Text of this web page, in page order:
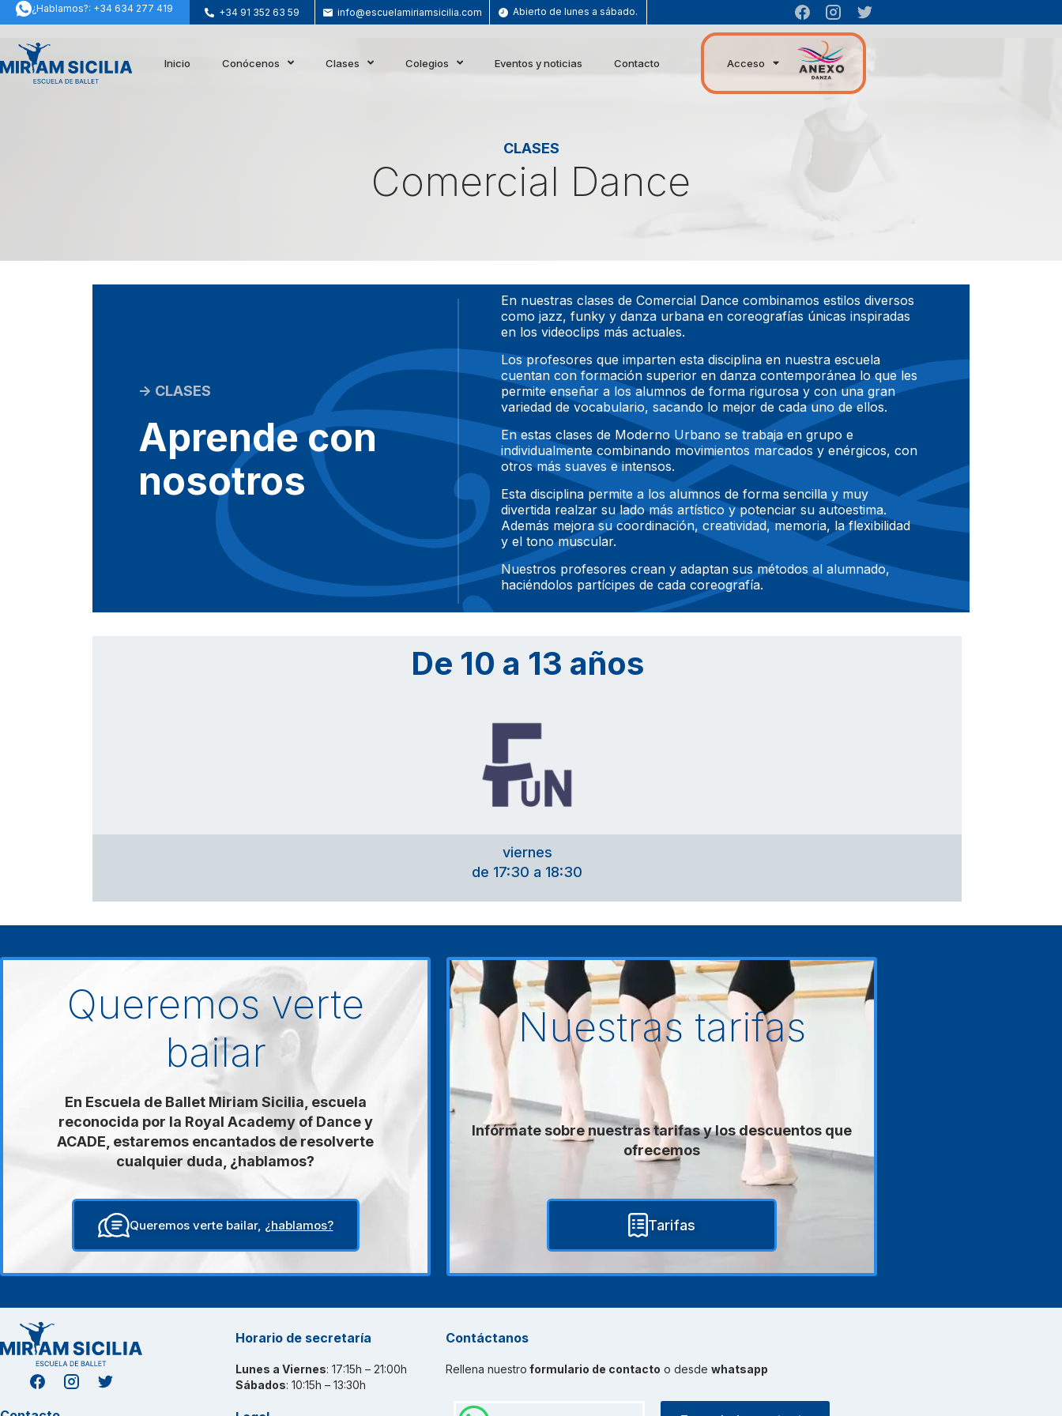
¿Hablamos?: +34 634 277 419 +34 91 352 63 59 info@escuelamiriamsicilia.com Abierto de lunes a sábado.
Inicio Conócenos Clases Colegios Eventos y noticias Contacto Acceso
CLASES
Comercial Dance
-> CLASES
Aprende con
nosotros
En nuestras clases de Comercial Dance combinamos estilos diversos
como jazz, funky y danza urbana en coreografías únicas inspiradas
en los videoclips más actuales.
Los profesores que imparten esta disciplina en nuestra escuela
cuentan con formación superior en danza contemporánea lo que les
permite enseñar a los alumnos de forma rigurosa y con una gran
variedad de vocabulario, sacando lo mejor de cada uno de ellos.
En estas clases de Moderno Urbano se trabaja en grupo e
individualmente combinando movimientos marcados y enérgicos, con
otros más suaves e intensos.
Esta disciplina permite a los alumnos de forma sencilla y muy
divertida realzar su lado más artístico y potenciar su autoestima.
Además mejora su coordinación, creatividad, memoria, la flexibilidad
y el tono muscular.
Nuestros profesores crean y adaptan sus métodos al alumnado,
haciéndolos partícipes de cada coreografía.
De 10 a 13 años
viernes
de 17:30 a 18:30
Queremos verte
bailar
En Escuela de Ballet Miriam Sicilia, escuela
reconocida por la Royal Academy of Dance y
ACADE, estaremos encantados de resolverte
cualquier duda, ¿hablamos?
Queremos verte bailar, ¿hablamos?
Nuestras tarifas
Infórmate sobre nuestras tarifas y los descuentos que
ofrecemos
Tarifas
Horario de secretaría
Lunes a Viernes: 17:15h – 21:00h
Sábados: 10:15h – 13:30h
Contáctanos
Rellena nuestro formulario de contacto o desde whatsapp